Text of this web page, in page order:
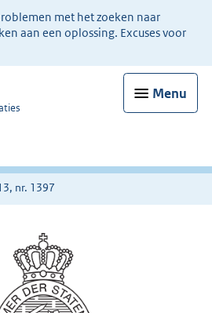
met het zoeken naar
aan een oplossing. Excuses voor
Menu
nr. 1397